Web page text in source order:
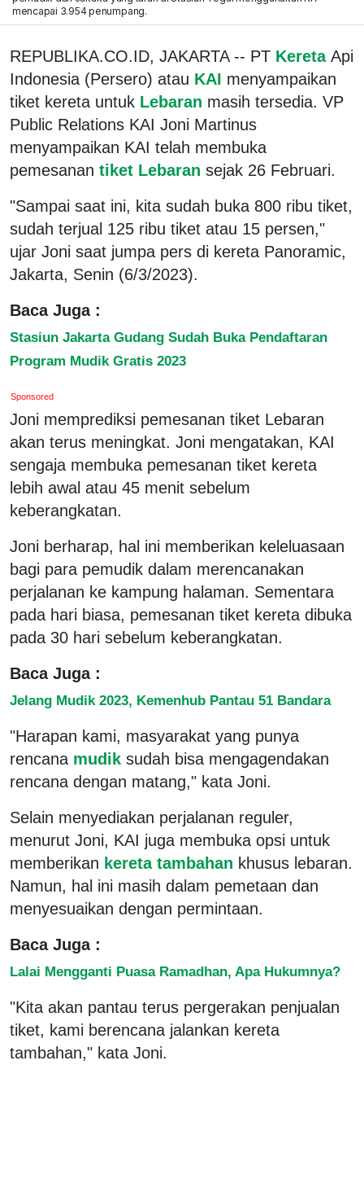
mencapai 3.954 penumpang.
REPUBLIKA.CO.ID, JAKARTA -- PT Kereta Api
Indonesia (Persero) atau KAI menyampaikan
tiket kereta untuk Lebaran masih tersedia. VP
Public Relations KAI Joni Martinus
menyampaikan KAI telah membuka
pemesanan tiket Lebaran sejak 26 Februari.
"Sampai saat ini, kita sudah buka 800 ribu tiket,
sudah terjual 125 ribu tiket atau 15 persen,"
ujar Joni saat jumpa pers di kereta Panoramic,
Jakarta, Senin (6/3/2023).
Baca Juga :
Stasiun Jakarta Gudang Sudah Buka Pendaftaran
Program Mudik Gratis 2023
Sponsored
Joni memprediksi pemesanan tiket Lebaran
akan terus meningkat. Joni mengatakan, KAI
sengaja membuka pemesanan tiket kereta
lebih awal atau 45 menit sebelum
keberangkatan.
Joni berharap, hal ini memberikan keleluasaan
bagi para pemudik dalam merencanakan
perjalanan ke kampung halaman. Sementara
pada hari biasa, pemesanan tiket kereta dibuka
pada 30 hari sebelum keberangkatan.
Baca Juga :
Jelang Mudik 2023, Kemenhub Pantau 51 Bandara
"Harapan kami, masyarakat yang punya
rencana mudik sudah bisa mengagendakan
rencana dengan matang," kata Joni.
Selain menyediakan perjalanan reguler,
menurut Joni, KAI juga membuka opsi untuk
memberikan kereta tambahan khusus lebaran.
Namun, hal ini masih dalam pemetaan dan
menyesuaikan dengan permintaan.
Baca Juga :
Lalai Mengganti Puasa Ramadhan, Apa Hukumnya?
"Kita akan pantau terus pergerakan penjualan
tiket, kami berencana jalankan kereta
tambahan," kata Joni.